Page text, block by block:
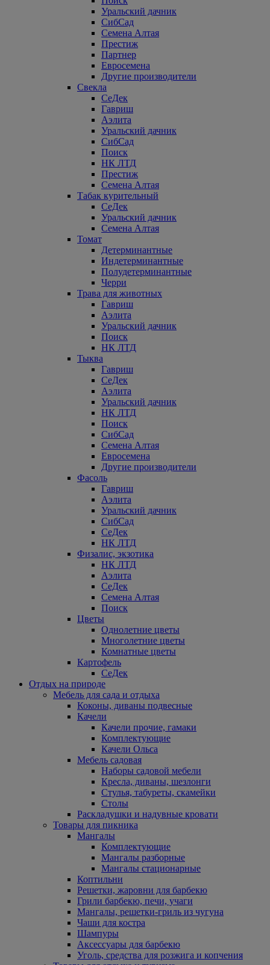
Уральский дачник
СибСад
Семена Алтая
Престиж
Партнер
Евросемена
Другие производители
Свекла
СеДек
Гавриш
Аэлита
Уральский дачник
СибСад
Поиск
НК ЛТД
Престиж
Семена Алтая
Табак курительный
СеДек
Уральский дачник
Семена Алтая
Томат
Детерминантные
Индетерминантные
Полудетерминантные
Черри
Трава для животных
Гавриш
Аэлита
Уральский дачник
Поиск
НК ЛТД
Тыква
Гавриш
СеДек
Аэлита
Уральский дачник
НК ЛТД
Поиск
СибСад
Семена Алтая
Евросемена
Другие производители
Фасоль
Гавриш
Аэлита
Уральский дачник
СибСад
СеДек
НК ЛТД
Физалис, экзотика
НК ЛТД
Аэлита
СеДек
Семена Алтая
Поиск
Цветы
Однолетние цветы
Многолетние цветы
Комнатные цветы
Картофель
СеДек
Отдых на природе
Мебель для сада и отдыха
Коконы, диваны подвесные
Качели
Качели прочие, гамаки
Комплектующие
Качели Ольса
Мебель садовая
Наборы садовой мебели
Кресла, диваны, шезлонги
Стулья, табуреты, скамейки
Столы
Раскладушки и надувные кровати
Товары для пикника
Мангалы
Комплектующие
Мангалы разборные
Мангалы стационарные
Коптильни
Решетки, жаровни для барбекю
Грили барбекю, печи, учаги
Мангалы, решетки-гриль из чугуна
Чаши для костра
Шампуры
Аксессуары для барбекю
Уголь, средства для розжига и копчения